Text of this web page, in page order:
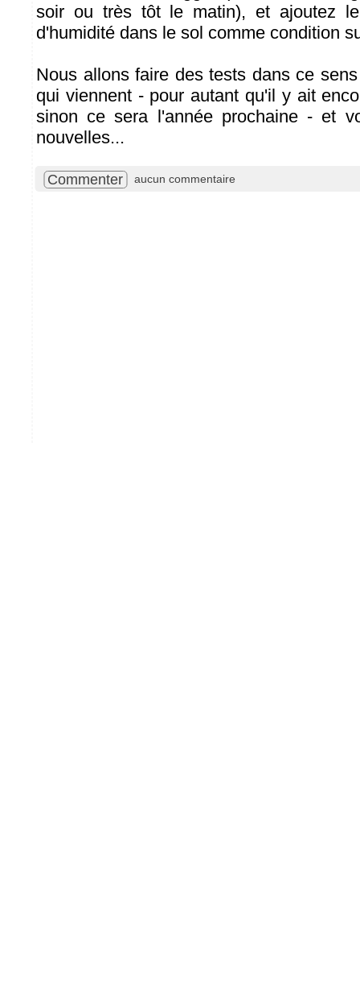
soir ou très tôt le matin), et ajoutez
d'humidité dans le sol comme condition
Nous allons faire des tests dans ce
qui viennent - pour autant qu'il y ait
sinon ce sera l'année prochaine - et
nouvelles...
Commenter aucun commentaire